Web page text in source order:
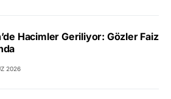
Hacimler Geriliyor: Gözler Faiz
2026